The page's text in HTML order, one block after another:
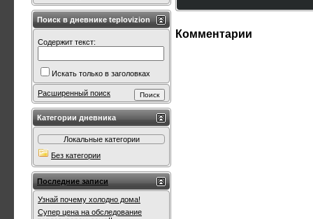
Комментарии
Поиск в дневнике teplovizion
Содержит текст:
Искать только в заголовках
Расширенный поиск
Категории дневника
Локальные категории
Без категории
Последние записи
Узнай почему холодно дома!
Супер цена на обследование